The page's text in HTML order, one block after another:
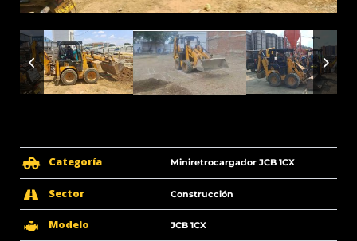
Categoría Miniretrocargador JCB 1CX
Sector Construcción
Modelo JCB 1CX